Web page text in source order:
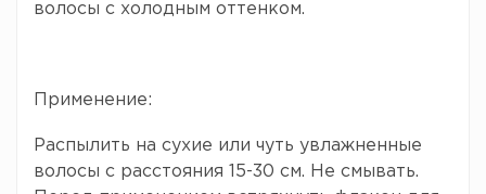
волосы с холодным оттенком.
Применение:
Распылить на сухие или чуть увлажненные
волосы с расстояния 15-30 см. Не смывать.